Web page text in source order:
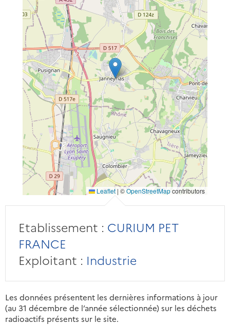
Leaflet | ©OpenStreetMapcontributors
Etablissement : CURIUM PET
FRANCE
Exploitant : Industrie
Les données présentent les dernières informations à jour
(au 31 décembre de l’année sélectionnée) sur les déchets
radioactifs présents sur le site.